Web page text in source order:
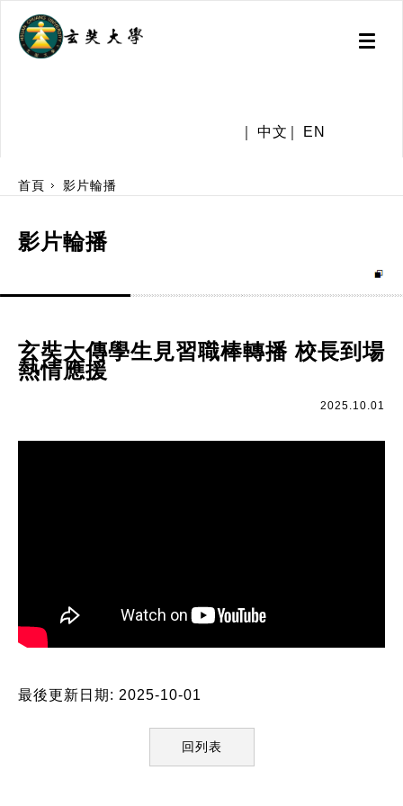
Toggle
中文 EN
首頁
影片輪播
影片輪播
玄奘大傳學生見習職棒轉播 校長到場
熱情應援
2025.10.01
最後更新日期: 2025-10-01
回列表